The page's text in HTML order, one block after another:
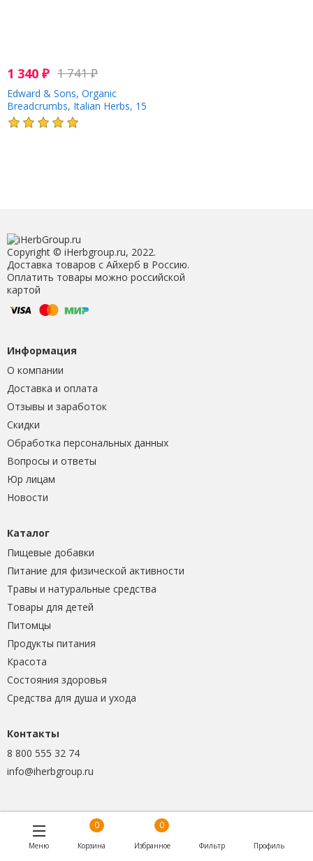
1 340 ₽ 1 741₽
Edward & Sons, Organic
Breadcrumbs, Italian Herbs, 15
oz (425 g)
Copyright © iHerbgroup.ru, 2022.
Доставка товаров с Айхерб в Россию.
Оплатить товары можно российской
картой
Информация
О компании
Доставка и оплата
Отзывы и заработок
Скидки
Обработка персональных данных
Вопросы и ответы
Юр лицам
Новости
Каталог
Пищевые добавки
Питание для физической активности
Травы и натуральные средства
Товары для детей
Питомцы
Продукты питания
Красота
Состояния здоровья
Средства для душа и ухода
Контакты
8 800 555 32 74
info@iherbgroup.ru
Меню
0
Корзина
0
Избранное Фильтр Профиль